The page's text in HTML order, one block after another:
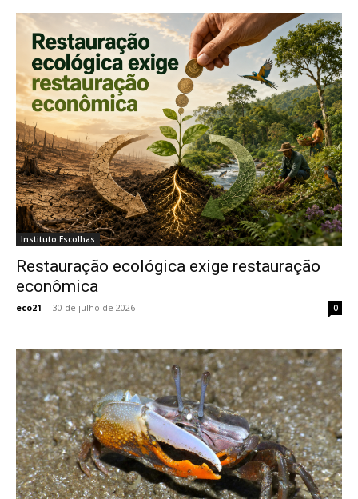
Instituto Escolhas
Restauração ecológica exige restauração
econômica
eco21 - 30 de julho de 2026 0